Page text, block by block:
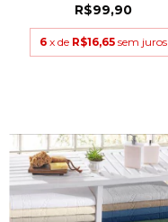
R$99,90
6 x de R$16,65 sem juros